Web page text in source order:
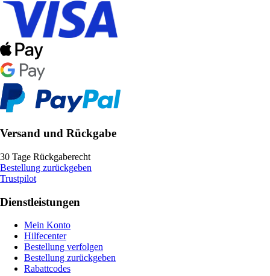
Versand und Rückgabe
30 Tage Rückgaberecht
Bestellung zurückgeben
Trustpilot
Dienstleistungen
Mein Konto
Hilfecenter
Bestellung verfolgen
Bestellung zurückgeben
Rabattcodes